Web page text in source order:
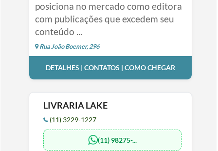
posiciona no mercado como editora
com publicações que excedem seu
conteúdo ...
Rua João Boemer, 296
DETALHES | CONTATOS | COMO CHEGAR
LIVRARIA LAKE
(11) 3229-1227
(11) 98275-...